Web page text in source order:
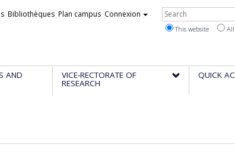
Bibliothèques Plan campus Connexion
This website All
AND VICE-RECTORATE OF
RESEARCH
QUICK